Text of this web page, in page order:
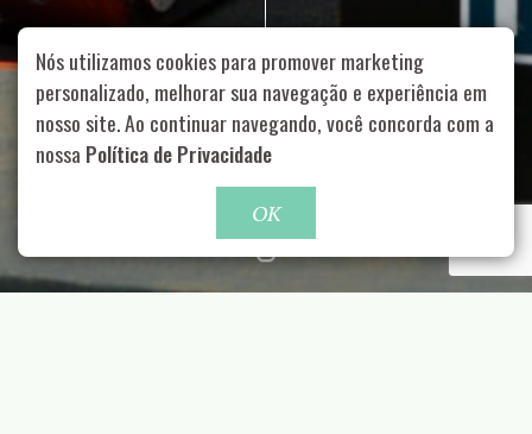
Rua Aurélia, 1714 – Vila Romana, São Paulo – SP | 55 11
99178-5848
contato@nucleofood.com
Role para continar
Nós utilizamos cookies para promover marketing
personalizado, melhorar sua navegação e experiência em
nosso site. Ao continuar navegando, você concorda com a
nossa Política de Privacidade
OK